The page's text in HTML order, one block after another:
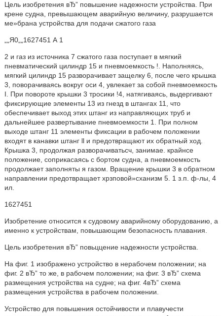
Цель изобретения вЂ” повышение надежности устройства. При
крене судна, превышающем аварийную величину, разрушается
ме»брана устройства для подачи сжатого газа
„„Я0„„1627451 А 1
2 и газ из источника 7 сжатого газа поступает в мягкий
пневматический цилиндр 15 и пневмоемкость !. Наполняясь,
мягкий цилиндр 15 разворачивает защелку 6, после чего крышка
3, поворачиваясь вокруг оси 4, увлекает за собой пневмоемкость
I. При повороте крышки 3 тросики !4, натягиваясь, выдергивают
фиксирующие элементы 13 из гнезд в штангах 11, что
обеспечивает выход этих штанг из направляющих труб и
дальнейшее развертывание пневмоемкости 1. При полном
выходе штанг 11 элементы фиксации в рабочем положении
входят в канавки штанг ll и предотвращают их обратный ход.
Крышка 3, продолжая разворачиватьсч, занимае. крайнсе
положение, соприкасаясь с бортом судна, а пневмоемкость
продолжает заполняты я газом. Вращение крышки 3 в обратном
направлении предотвращает хрзповой»сханизм 5. 1 з.п. ф-лы, 4
ил.
1627451
Изобретение относится к судовому аварийному оборудованию, а
именно к устройствам, повышающим безопасность плавания.
Цель изобретения вЂ” повьццение надежности устройства.
На фиг. 1 изображено устройство в нерабочем положении; на
фиг. 2 вЂ” то же, в рабочем положении; на фиг. 3 вЂ” схема
размещения устройства на судне; на фиг. 4вЂ” схема
размещения устройства в рабочем положении.
Устройство для повышения остойчивости и плавучести